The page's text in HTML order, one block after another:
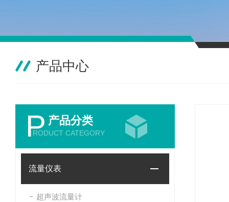
产品中心
P 产品分类
RODUCT CATEGORY
流量仪表
超声波流量计